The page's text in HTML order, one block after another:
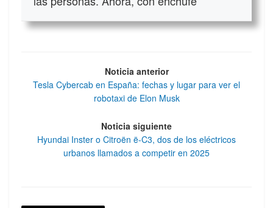
Noticia anterior
Tesla Cybercab en España: fechas y lugar para ver el
robotaxi de Elon Musk
Noticia siguiente
Hyundai Inster o Citroën ë-C3, dos de los eléctricos
urbanos llamados a competir en 2025